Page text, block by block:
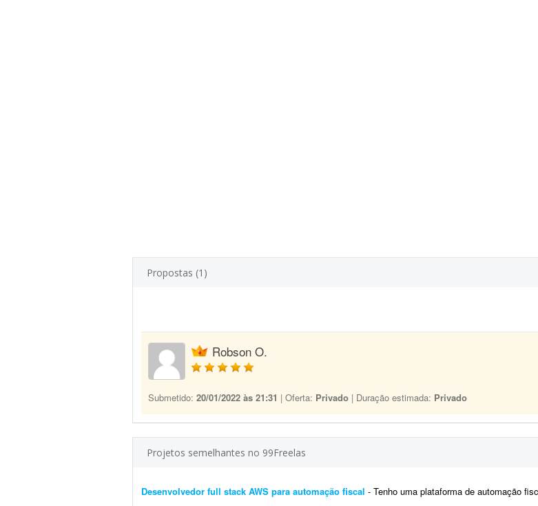
Propostas (1)
Robson O.
Submetido: 20/01/2022 às 21:31 | Oferta: Privado | Duração estimada: Privado
Projetos semelhantes no 99Freelas
Desenvolvedor full stack AWS para automação fiscal - Tenho uma plataforma de automação fiscal rodando em AWS - ela pega